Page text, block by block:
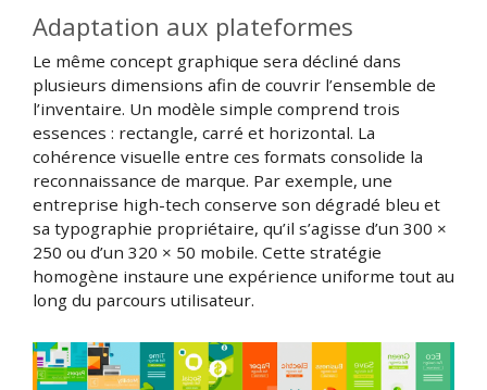
Adaptation aux plateformes
Le même concept graphique sera décliné dans
plusieurs dimensions afin de couvrir l’ensemble de
l’inventaire. Un modèle simple comprend trois
essences : rectangle, carré et horizontal. La
cohérence visuelle entre ces formats consolide la
reconnaissance de marque. Par exemple, une
entreprise high-tech conserve son dégradé bleu et
sa typographie propriétaire, qu’il s’agisse d’un 300 ×
250 ou d’un 320 × 50 mobile. Cette stratégie
homogène instaure une expérience uniforme tout au
long du parcours utilisateur.